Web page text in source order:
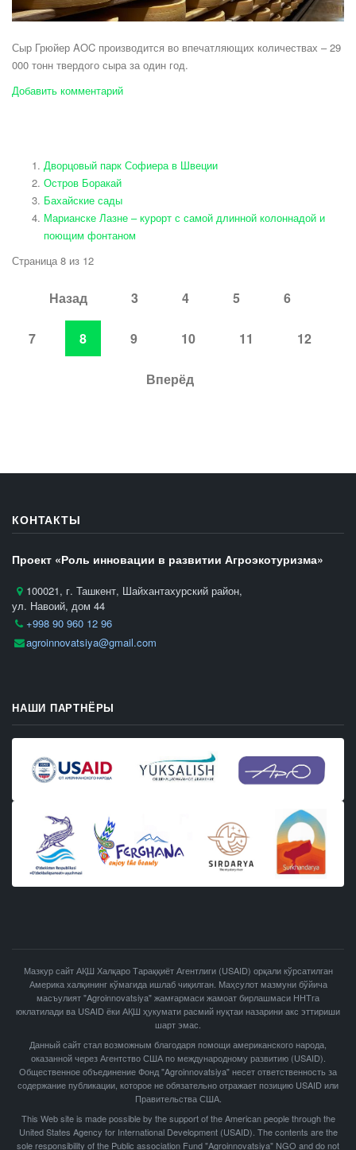
Сыр Грюйер AOC производится во впечатляющих количествах – 29
000 тонн твердого сыра за один год.
Добавить комментарий
Дворцовый парк Софиера в Швеции
Остров Боракай
Бахайские сады
Марианске Лазне – курорт с самой длинной колоннадой и
поющим фонтаном
Страница 8 из 12
Назад 3 4 5 6
7 8 9 10 11 12
Вперёд
КОНТАКТЫ
Проект «Роль инновации в развитии Агроэкотуризма»
100021, г. Ташкент, Шайхантахурский район,
ул. Навоий, дом 44
+998 90 960 12 96
agroinnovatsiya@gmail.com
НАШИ ПАРТНЁРЫ
Мазкур сайт АҚШ Халқаро Тараққиёт Агентлиги (USAID) орқали кўрсатилган
Америка халқининг кўмагида ишлаб чиқилган. Маҳсулот мазмуни бўйича
масъулият "Agroinnovatsiya" жамғармаси жамоат бирлашмаси ННТга
юклатилади ва USAID ёки АҚШ ҳукумати расмий нуқтаи назарини акс эттириши
шарт эмас.
Данный сайт стал возможным благодаря помощи американского народа,
оказанной через Агентство США по международному развитию (USAID).
Общественное объединение Фонд "Agroinnovatsiya" несет ответственность за
содержание публикации, которое не обязательно отражает позицию USAID или
Правительства США.
This Web site is made possible by the support of the American people through the
United States Agency for International Development (USAID). The contents are the
sole responsibility of the Public association Fund "Agroinnovatsiya" NGO and do not